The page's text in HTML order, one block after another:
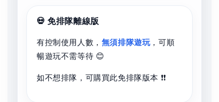
💀 免排隊離線版
有控制使用人數， 無須排隊遊玩，可順
暢遊玩不需等待 😊
如不想排隊，可購買此免排隊版本 ❗❗